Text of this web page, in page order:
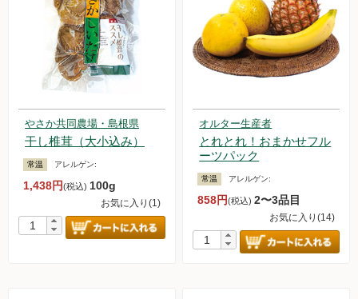
やさか共同農場・島根県
干し椎茸（大小込み）
常温 アレルゲン:
1,438円(税込) 100g
お気に入り(1)
オルター生産者
とれとれ！おまかせフル
ーツパック
常温 アレルゲン:
858円(税込)2〜3品目
お気に入り(14)